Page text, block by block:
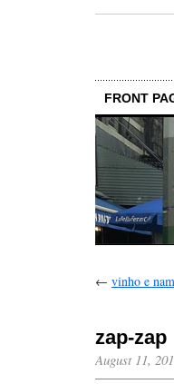
FRONT
← vinho e
zap-zap
August 11,